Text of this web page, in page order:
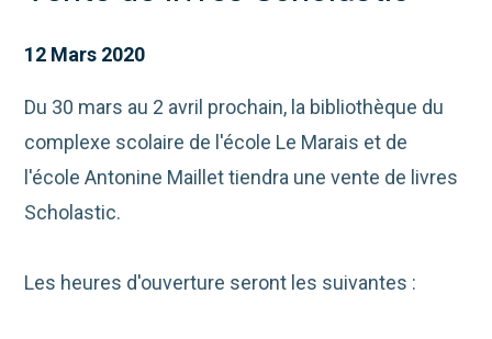
12 Mars 2020
Du 30 mars au 2 avril prochain, la bibliothèque du
complexe scolaire de l'école Le Marais et de
l'école Antonine Maillet tiendra une vente de livres
Scholastic.
Les heures d'ouverture seront les suivantes :